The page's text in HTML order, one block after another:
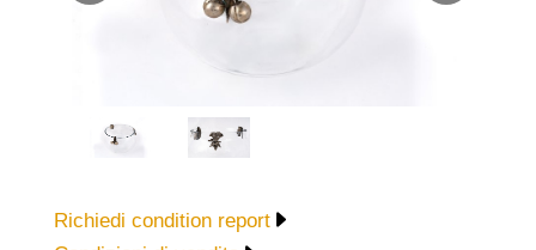
Richiedi condition report